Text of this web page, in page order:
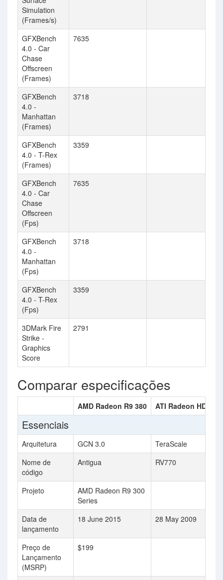
Simulation
(Frames/s)
GFXBench
4.0 - Car
Chase
Offscreen
(Frames)
7635
GFXBench
4.0 -
Manhattan
(Frames)
3718
GFXBench
4.0 - T-Rex
(Frames)
3359
GFXBench
4.0 - Car
Chase
Offscreen
(Fps)
7635
GFXBench
4.0 -
Manhattan
(Fps)
3718
GFXBench
4.0 - T-Rex
(Fps)
3359
3DMark Fire
Strike -
Graphics
Score
2791
Comparar especificações
AMD Radeon R9 380 ATI Radeon HD
Essenciais
Arquitetura GCN 3.0
TeraScale
Nome de
código
Antigua RV770
Projeto
AMD Radeon R9 300
Series
Data de
lançamento
18 June 2015 28 May 2009
Preço de
Lançamento
(MSRP)
$199